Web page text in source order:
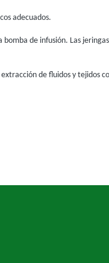
adecuados.
de infusión. Las
de fluidos y tejidos